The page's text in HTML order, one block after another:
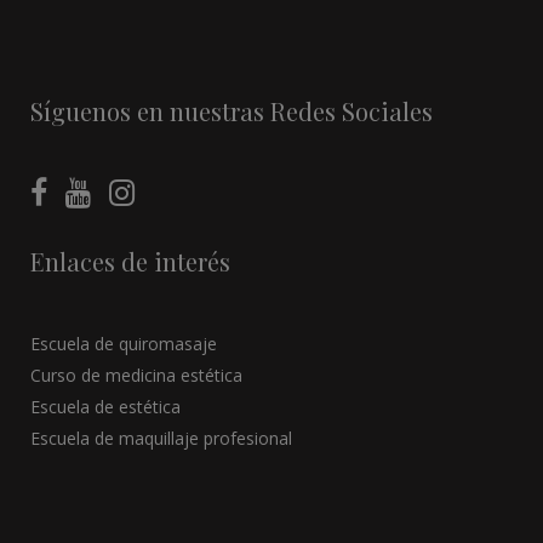
Síguenos en nuestras Redes Sociales
Enlaces de interés
Escuela de quiromasaje
Curso de medicina estética
Escuela de estética
Escuela de maquillaje profesional